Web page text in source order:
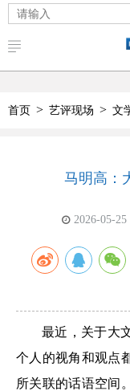
首页 > 艺评现场 > 文
马明高：
2026-05-25
最近，关于大
个人的视角和观点
所关联的话语空间